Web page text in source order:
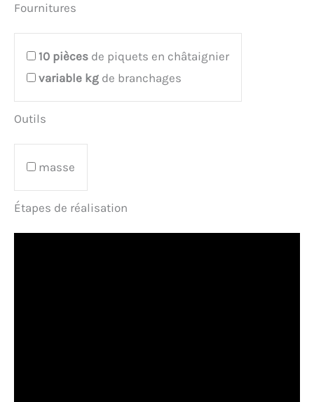
Fournitures
10 pièces de piquets en châtaignier
variable kg de branchages
Outils
masse
Étapes de réalisation